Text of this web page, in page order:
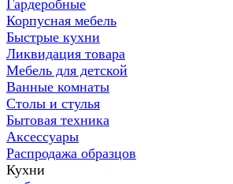
Гардеробные
Корпусная мебель
Быстрые кухни
Ликвидация товара
Мебель для детской
Ванные комнаты
Столы и стулья
Бытовая техника
Аксессуары
Распродажа образцов
Кухни